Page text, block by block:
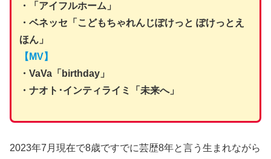
・「アイフルホーム」
・ベネッセ「こどもちゃれんじぽけっと ぽけっとえ
ほん」
【MV】
・VaVa「birthday」
・ナオト･インティライミ「未来へ」
2023年7月現在で8歳ですでに芸歴8年と言う生まれながら